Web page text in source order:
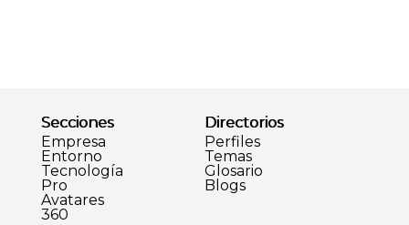
Secciones
Empresa
Entorno
Tecnología
Pro
Avatares
360
Directorios
Perfiles
Temas
Glosario
Blogs